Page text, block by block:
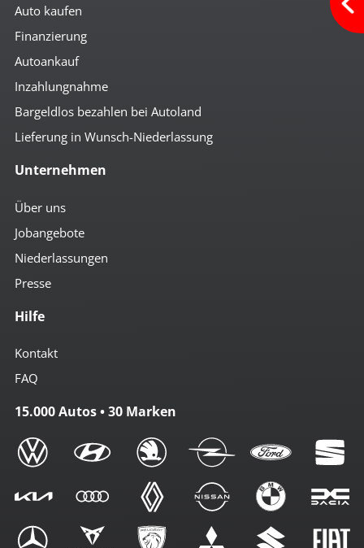
Auto kaufen
Finanzierung
Autoankauf
Inzahlungnahme
Bargeldlos bezahlen bei Autoland
Lieferung in Wunsch-Niederlassung
Unternehmen
Über uns
Jobangebote
Niederlassungen
Presse
Hilfe
Kontakt
FAQ
15.000 Autos • 30 Marken